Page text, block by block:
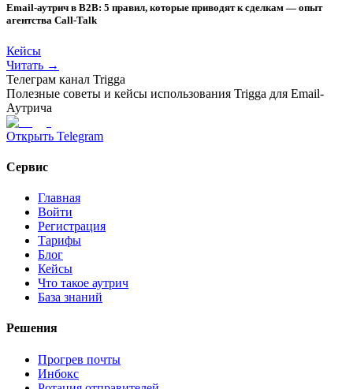
Email-аутрич в B2B: 5 правил, которые приводят к сделкам — опыт
агентства Call-Talk
Кейсы
Читать →
Телеграм канал Trigga
Полезные советы и кейсы использования Trigga для Email-
Аутрича
Открыть Telegram
Сервис
Главная
Войти
Регистрация
Тарифы
Блог
Кейсы
Что такое аутрич
База знаний
Решения
Прогрев почты
Инбокс